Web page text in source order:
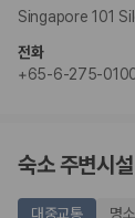
3. 제주공항 접
제주 렌트카는 차
제주도 렌트
경차·소형차
Singapore 101
전화
+65-6-275-
숙소 주변시설
대중교통 명소